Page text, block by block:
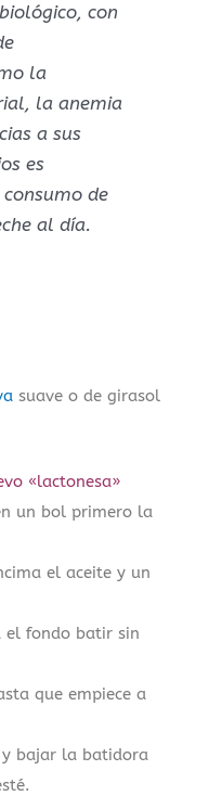
con
la
la anemia
a sus
es
de
al día.
suave o de girasol
«lactonesa»
un bol primero la
el aceite y un
el fondo batir sin
que empiece a
y bajar la batidora